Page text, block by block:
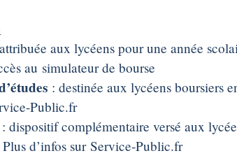
aux lycéens pour une année
au simulateur de bourse
: destinée aux lycéens boursiers
Public.fr
: dispositif complémentaire versé aux
d’infos sur Service-Public.fr